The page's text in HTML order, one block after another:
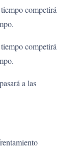
competirá
competirá
a las